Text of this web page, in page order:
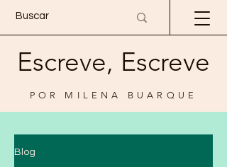
Escreve, Escreve
POR MILENA BUARQUE
Blog